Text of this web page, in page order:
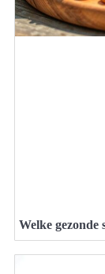
Welke gezonde